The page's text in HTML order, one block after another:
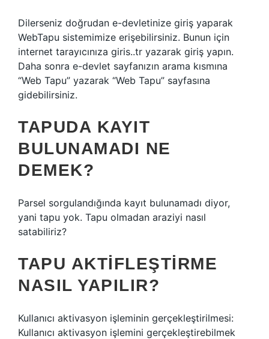
Dilerseniz doğrudan e-devletinize giriş yaparak
WebTapu sistemimize erişebilirsiniz. Bunun için
internet tarayıcınıza giris..tr yazarak giriş yapın.
Daha sonra e-devlet sayfanızın arama kısmına
“Web Tapu” yazarak “Web Tapu” sayfasına
gidebilirsiniz.
TAPUDA KAYIT
BULUNAMADI NE
DEMEK?
Parsel sorgulandığında kayıt bulunamadı diyor,
yani tapu yok. Tapu olmadan araziyi nasıl
satabiliriz?
TAPU AKTIFLEŞTIRME
NASIL YAPILIR?
Kullanıcı aktivasyon işleminin gerçekleştirilmesi:
Kullanıcı aktivasyon işlemini gerçekleştirebilmek